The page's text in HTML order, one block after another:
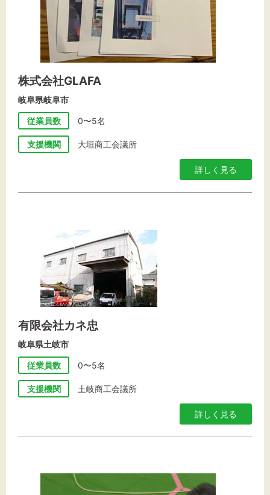
株式会社GLAFA
岐阜県岐阜市
従業員数 0〜5名
支援機関 大垣商工会議所
詳しく見る
有限会社カネ忠
岐阜県土岐市
従業員数 0〜5名
支援機関 土岐商工会議所
詳しく見る